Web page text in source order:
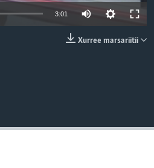
3:01
Xurree marsariitii